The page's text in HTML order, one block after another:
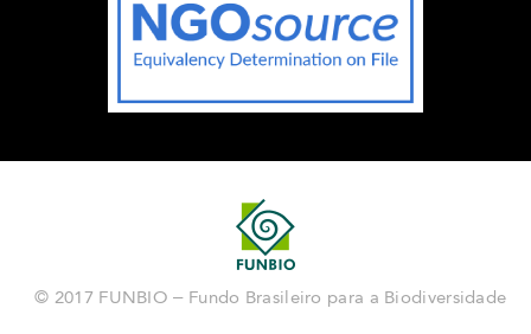
© 2017 FUNBIO – Fundo Brasileiro para a Biodiversidade